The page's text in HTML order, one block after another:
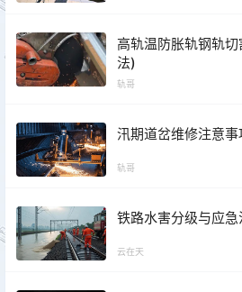
高轨温防胀轨钢轨
法)
轨哥
汛期道岔维修注意
轨哥
铁路水害分级与应急
云在天